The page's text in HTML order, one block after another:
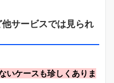
サービスでは見られ
いケースも珍しくありま